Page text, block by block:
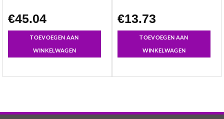
€45.04
TOEVOEGEN AAN
WINKELWAGEN
€13.73
TOEVOEGEN AAN
WINKELWAGEN